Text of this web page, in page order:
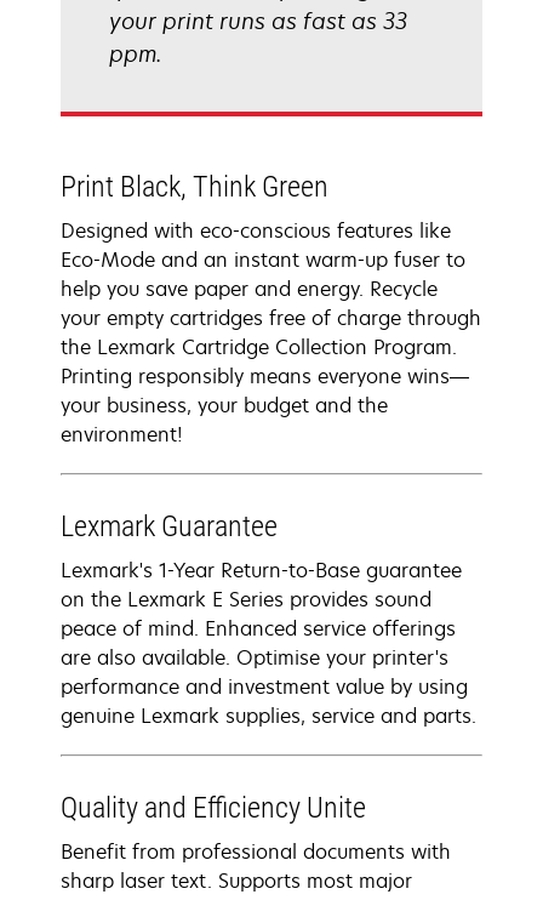
your print runs as fast as 33
ppm.
Print Black, Think Green
Designed with eco-conscious features like
Eco-Mode and an instant warm-up fuser to
help you save paper and energy. Recycle
your empty cartridges free of charge through
the Lexmark Cartridge Collection Program.
Printing responsibly means everyone wins—
your business, your budget and the
environment!
Lexmark Guarantee
Lexmark's 1-Year Return-to-Base guarantee
on the Lexmark E Series provides sound
peace of mind. Enhanced service offerings
are also available. Optimise your printer's
performance and investment value by using
genuine Lexmark supplies, service and parts.
Quality and Efficiency Unite
Benefit from professional documents with
sharp laser text. Supports most major